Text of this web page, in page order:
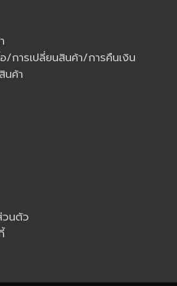
/การเปลี่ยนสินค้า/การคืนเงิน
นค้า
วนตัว